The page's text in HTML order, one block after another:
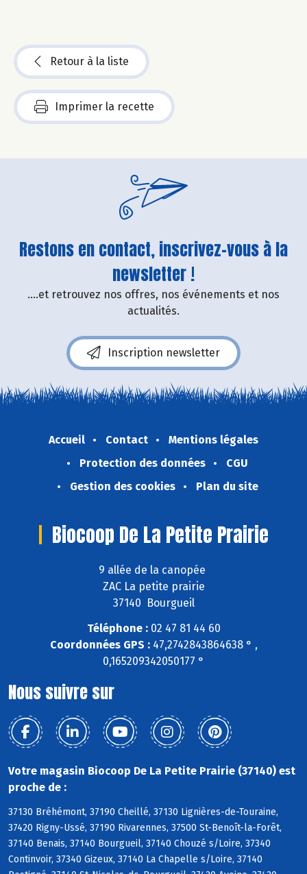
Retour à la liste
Imprimer la recette
Restons en contact, inscrivez-vous à la
newsletter !
....et retrouvez nos offres, nos événements et nos
actualités.
Inscription newsletter
Accueil Contact
Mentions légales
Protection des données
CGU
Gestion des cookies
Plan du site
Biocoop De La Petite Prairie
9 allée de la canopée
ZAC La petite prairie
37140 Bourgueil
Téléphone :02 47 81 44 60
Coordonnées GPS :47,2742843864638 ° ,
0,165209342050177 °
Nous suivre sur
Votre magasin Biocoop De La Petite Prairie (37140) est
proche de :
37130 Bréhémont, 37190 Cheillé, 37130 Lignières-de-Touraine,
37420 Rigny-Ussé, 37190 Rivarennes, 37500 St-Benoît-la-Forêt,
37140 Benais, 37140 Bourgueil, 37140 Chouzé s/Loire, 37340
Continvoir, 37340 Gizeux, 37140 La Chapelle s/Loire, 37140